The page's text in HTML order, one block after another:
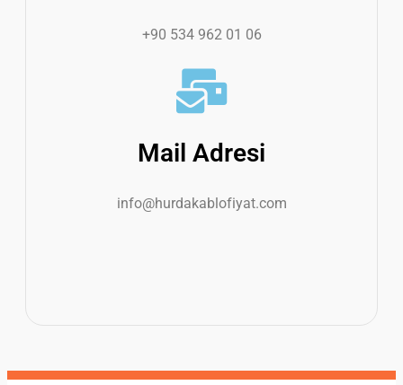
+90 534 962 01 06
Mail Adresi
info@hurdakablofiyat.com